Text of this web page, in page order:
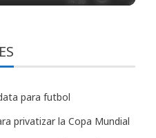
para futbol
privatizar la Copa Mundial